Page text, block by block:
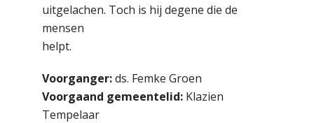
uitgelachen. Toch is hij degene die de
mensen
helpt.
Voorganger:ds. Femke Groen
Voorgaand gemeentelid: Klazien
Tempelaar